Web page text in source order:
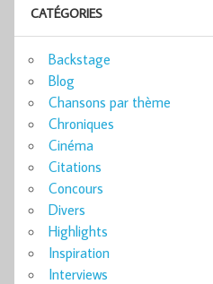
CATÉGORIES
Backstage
Blog
Chansons par thème
Chroniques
Cinéma
Citations
Concours
Divers
Highlights
Inspiration
Interviews